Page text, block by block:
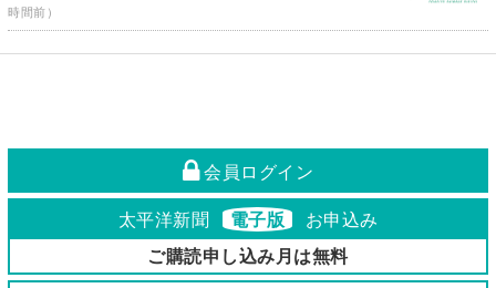
時間前）
会員ログイン
太平洋新聞 電子版
お申込み
ご購読申し込み月は無料